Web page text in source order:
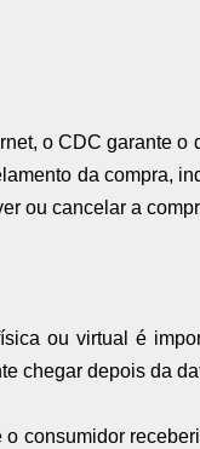
o CDC garante
da compra,
ou cancelar a
ou virtual é
chegar depois da
o consumidor